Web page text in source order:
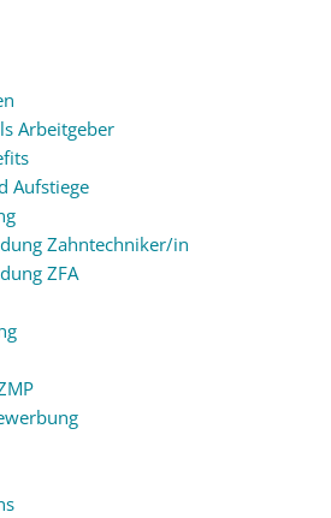
Arbeitgeber
Aufstiege
Zahntechniker/in
ZFA